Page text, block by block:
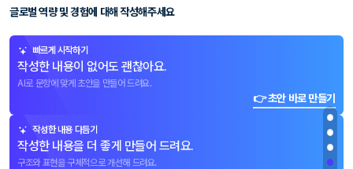
글로벌 역량 및 경험에 대해 작성해주세요
빠르게 시작하기
작성한 내용이 없어도 괜찮아요.
AI로 문항에 맞게 초안을 만들어 드려요.
👉 초안 바로 만들기
작성한 내용 다듬기
작성한 내용을 더 좋게 만들어 드려요.
구조와 표현을 구체적으로 개선해 드려요.